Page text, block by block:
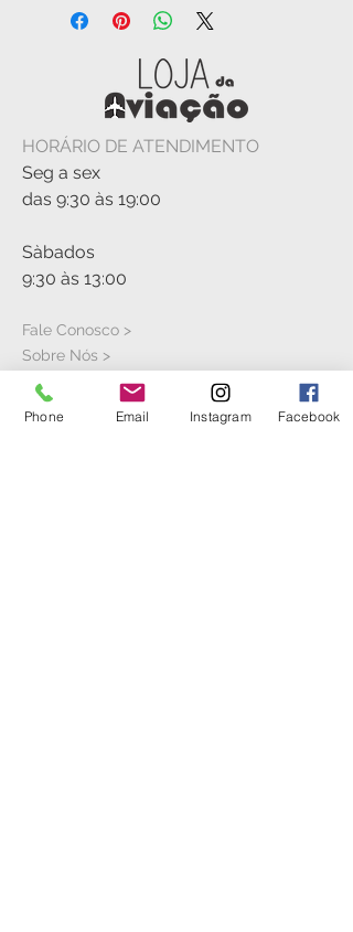
HORÁRIO DE ATENDIMENTO
Seg a sex
das 9:30 às 19:00
Sàbados
9:30 às 13:00
Fale Conosco >
Sobre Nós >
Política de troca
Phone Email Instagram Facebook